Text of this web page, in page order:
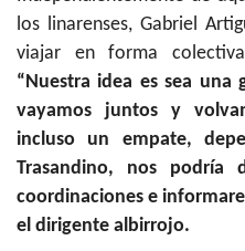
los linarenses, Gabriel
viajar en forma
“Nuestra idea es sea una
vayamos juntos y
incluso un empate,
Trasandino, nos podría
coordinaciones e
el dirigente albirrojo.